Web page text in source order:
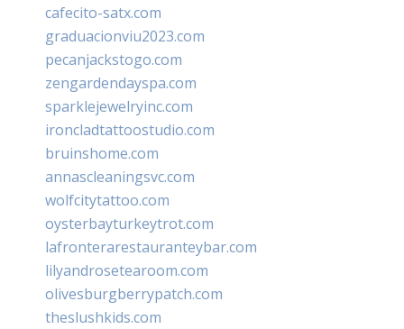
cafecito-satx.com
graduacionviu2023.com
pecanjackstogo.com
zengardendayspa.com
sparklejewelryinc.com
ironcladtattoostudio.com
bruinshome.com
annascleaningsvc.com
wolfcitytattoo.com
oysterbayturkeytrot.com
lafronterarestauranteybar.com
lilyandrosetearoom.com
olivesburgberrypatch.com
theslushkids.com